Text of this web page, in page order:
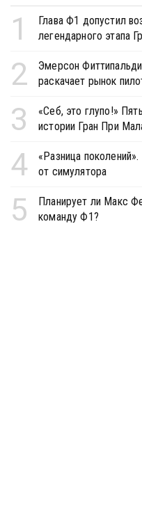
1
Глава Ф1 допустил
легендарного этапа
2
Эмерсон
раскачает рынок
3
«Себ, это глупо!»
истории Гран При
4
«Разница
от симулятора
5
Планирует ли Макс
команду Ф1?